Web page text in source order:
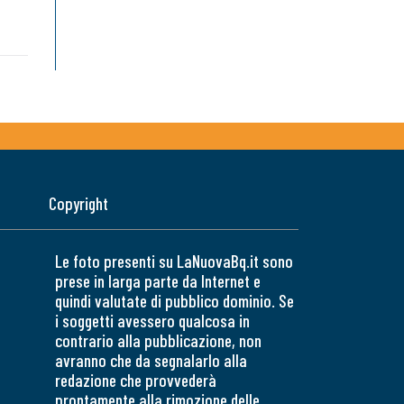
Copyright
Le foto presenti su LaNuovaBq.it sono
prese in larga parte da Internet e
quindi valutate di pubblico dominio. Se
i soggetti avessero qualcosa in
contrario alla pubblicazione, non
avranno che da segnalarlo alla
redazione che provvederà
prontamente alla rimozione delle